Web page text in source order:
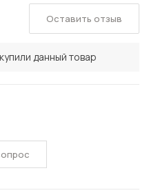
данный товар
Оставить отзыв